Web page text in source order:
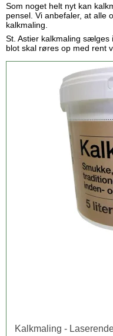
Som noget helt nyt kan
pensel. Vi anbefaler, at alle
kalkmaling.
St. Astier kalkmaling
blot skal røres op med rent
Kalkmaling -